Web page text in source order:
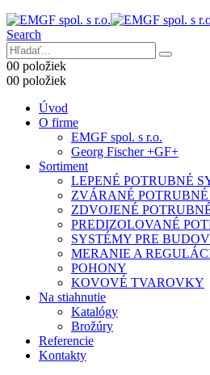
Search
00 položiek
00 položiek
Úvod
O firme
EMGF spol. s r.o.
Georg Fischer +GF+
Sortiment
LEPENÉ POTRUBNÉ
ZVÁRANÉ
ZDVOJENÉ
PREDIZOLOVANÉ
SYSTÉMY PRE
MERANIE A
POHONY
KOVOVÉ TVAROVKY
Na stiahnutie
Katalógy
Brožúry
Referencie
Kontakty